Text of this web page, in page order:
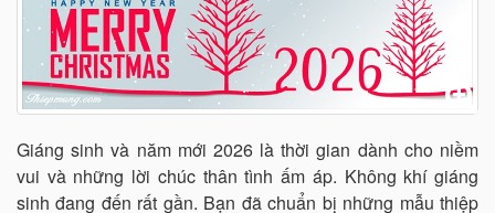
Giáng sinh và năm mới 2026 là thời gian dành cho niềm
vui và những lời chúc thân tình ấm áp. Không khí giáng
sinh đang đến rất gần. Bạn đã chuẩn bị những mẫu thiệp